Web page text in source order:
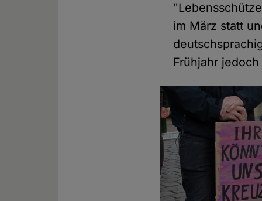
im März statt
Frühjahr